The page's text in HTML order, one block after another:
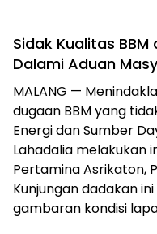
Sidak Kualitas
Dalami Aduan
MALANG —
dugaan BBM yang
Energi dan Sumber
Lahadalia melakukan
Pertamina Asrikaton,
Kunjungan dadakan
gambaran kondisi